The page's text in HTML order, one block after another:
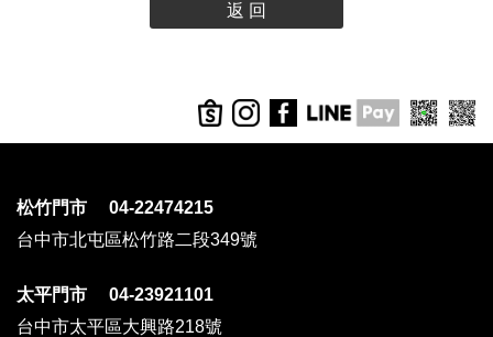
返 回
松竹門市 04-22474215
台中市北屯區松竹路二段349號
太平門市 04-23921101
台中市太平區大興路218號